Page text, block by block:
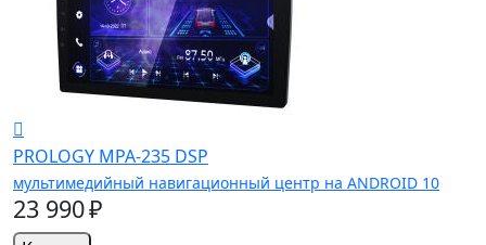
PROLOGY MPA-235 DSP
мультимедийный навигационный центр на ANDROID 10
23 990 ₽